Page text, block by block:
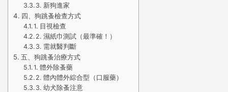
3. 新狗進家
四、狗跳蚤檢查方式
1. 目視檢查
2. 濕紙巾測試（最準確！）
3. 需就醫判斷
五、狗跳蚤治療方式
1. 體外除蚤藥
2. 體內體外綜合型（口服藥）
3. 幼犬除蚤注意